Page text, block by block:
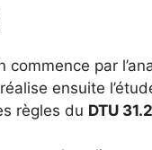
par
ensuite
règles du DTU 31.2